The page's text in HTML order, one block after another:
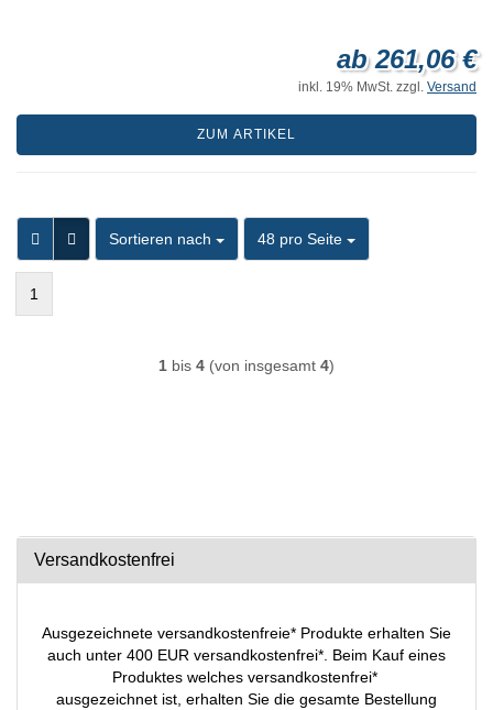
ab 261,06 €
inkl. 19% MwSt. zzgl. Versand
ZUM ARTIKEL
Sortieren nach
Sortieren nach 48 pro Seite
pro Seite
1
1 bis 4 (von insgesamt 4)
Versandkostenfrei
Ausgezeichnete versandkostenfreie* Produkte erhalten Sie
auch unter 400 EUR versandkostenfrei*. Beim Kauf eines
Produktes welches versandkostenfrei*
ausgezeichnet ist, erhalten Sie die gesamte Bestellung